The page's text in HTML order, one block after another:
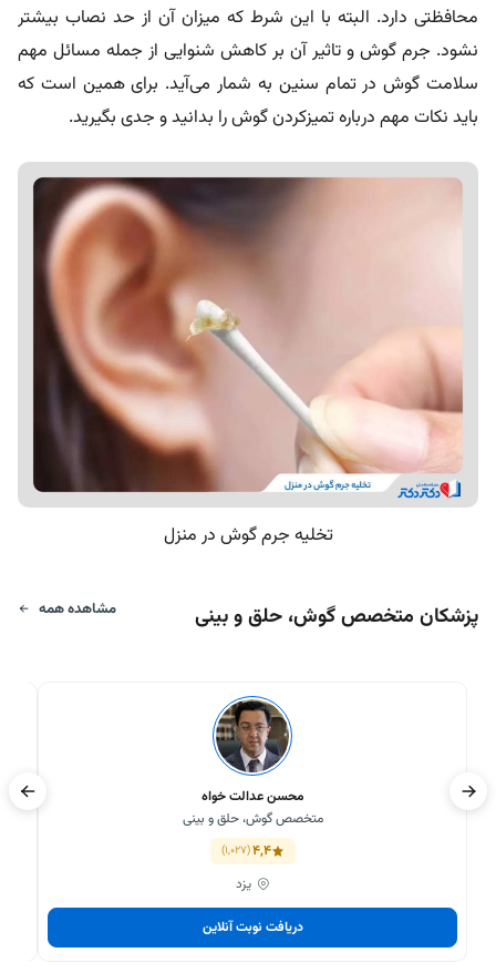
محافظتی دارد. البته با این شرط که میزان آن از حد نصاب بیشتر
نشود. جرم گوش و تاثیر آن بر کاهش شنوایی از جمله مسائل مهم
سلامت گوش در تمام سنین به شمار می‌آید. برای همین است که
باید نکات مهم درباره تمیزکردن گوش را بدانید و جدی بگیرید.
تخلیه جرم گوش در منزل
پزشکان متخصص گوش، حلق و بینی مشاهده همه
محسن عدالت خواه
متخصص گوش، حلق و بینی
4,4
(1,027)
یزد
دریافت نوبت آنلاین